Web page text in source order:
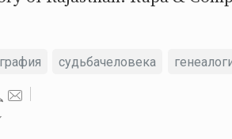
судьбачеловека